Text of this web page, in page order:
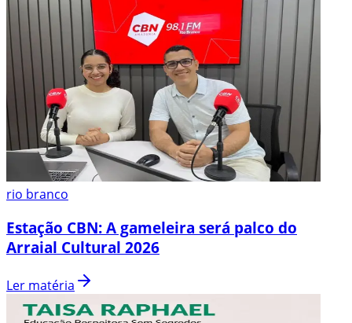
rio branco
Estação CBN: A gameleira será palco do
Arraial Cultural 2026
Ler matéria